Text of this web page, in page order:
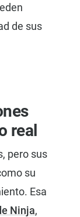
de sus
real
pero sus
su
Esa
Ninja,